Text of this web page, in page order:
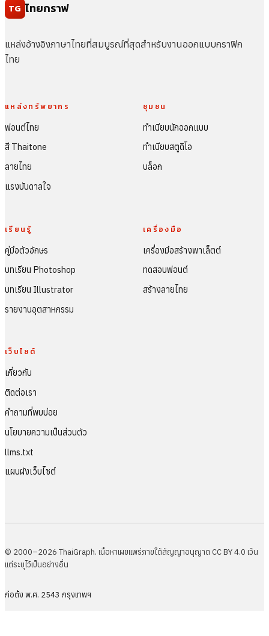
TG ไทยกราฟ
แหล่งอ้างอิงภาษาไทยที่สมบูรณ์ที่สุดสำหรับงานออกแบบกราฟิก
ไทย
แหล่งทรัพยากร
ฟอนต์ไทย
สี Thaitone
ลายไทย
แรงบันดาลใจ
ชุมชน
ทำเนียบนักออกแบบ
ทำเนียบสตูดิโอ
บล็อก
เรียนรู้
คู่มือตัวอักษร
บทเรียน Photoshop
บทเรียน Illustrator
รายงานอุตสาหกรรม
เครื่องมือ
เครื่องมือสร้างพาเล็ตต์
ทดสอบฟอนต์
สร้างลายไทย
เว็บไซต์
เกี่ยวกับ
ติดต่อเรา
คำถามที่พบบ่อย
นโยบายความเป็นส่วนตัว
llms.txt
แผนผังเว็บไซต์
© 2000–2026 ThaiGraph. เนื้อหาเผยแพร่ภายใต้สัญญาอนุญาต CC BY 4.0 เว้น
แต่ระบุไว้เป็นอย่างอื่น
ก่อตั้ง พ.ศ. 2543 กรุงเทพฯ